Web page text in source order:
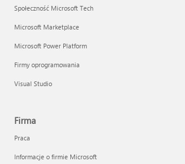
Społeczność Microsoft Tech
Microsoft Marketplace
Microsoft Power Platform
Firmy oprogramowania
Visual Studio
Firma
Praca
Informacje o firmie Microsoft